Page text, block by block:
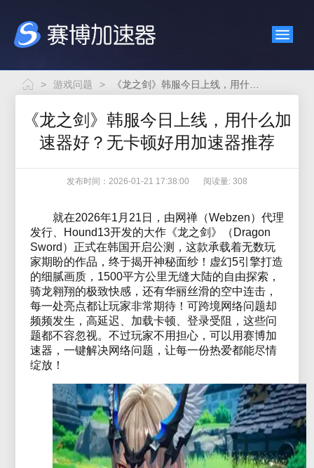
> 游戏问题 >
《龙之剑》韩服今日上线，用什么加
速器好？无卡顿好用加速器推荐
发布时间：2026-01-21 17:38:00 阅读量: 308
就在2026年1月21日，由网禅（Webzen）代理
发行、Hound13开发的大作《龙之剑》（Dragon
Sword）正式在韩国开启公测，这款承载着无数玩
家期盼的作品，终于揭开神秘面纱！虚幻5引擎打造
的细腻画质，1500平方公里无缝大陆的自由探索，
骑龙翱翔的极致快感，还有华丽丝滑的空中连击，
每一处亮点都让玩家非常期待！可跨境网络问题却
频频发生，高延迟、加载卡顿、登录受阻，这些问
题都不容忽视。不过玩家不用担心，可以用赛博加
速器，一键解决网络问题，让每一份热爱都能尽情
绽放！